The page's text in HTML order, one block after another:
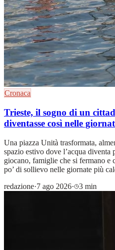
Cronaca
Trieste, il sogno di un
diventasse così nelle
Una piazza Unità trasformata,
spazio estivo dove l’acqua
giocano, famiglie che si fermano e
po’ di sollievo nelle giornate più
redazione·7 ago 2026· 3 min